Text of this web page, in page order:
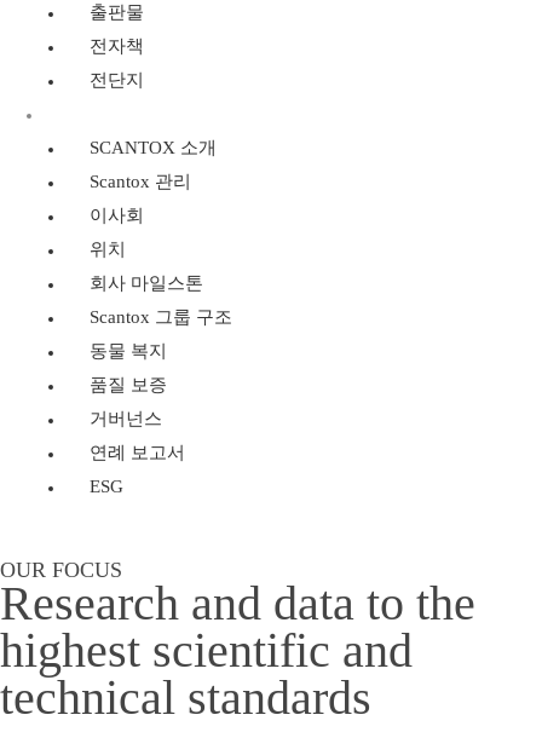
출판물
전자책
전단지
SCANTOX 소개
Scantox 관리
이사회
위치
회사 마일스톤
Scantox 그룹 구조
동물 복지
품질 보증
거버넌스
연례 보고서
ESG
OUR FOCUS
Research and data to the
highest scientific and
technical standards